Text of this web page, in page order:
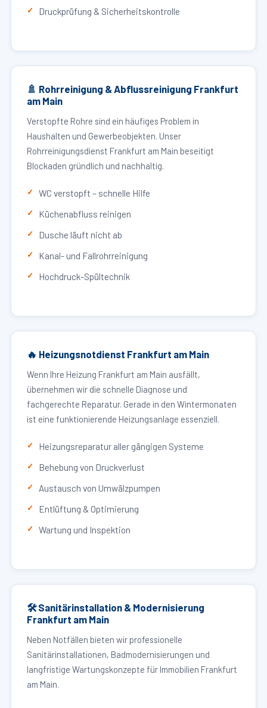
Druckprüfung & Sicherheitskontrolle
🚿 Rohrreinigung & Abflussreinigung Frankfurt
am Main
Verstopfte Rohre sind ein häufiges Problem in
Haushalten und Gewerbeobjekten. Unser
Rohrreinigungsdienst Frankfurt am Main beseitigt
Blockaden gründlich und nachhaltig.
WC verstopft – schnelle Hilfe
Küchenabfluss reinigen
Dusche läuft nicht ab
Kanal- und Fallrohrreinigung
Hochdruck-Spültechnik
🔥 Heizungsnotdienst Frankfurt am Main
Wenn Ihre Heizung Frankfurt am Main ausfällt,
übernehmen wir die schnelle Diagnose und
fachgerechte Reparatur. Gerade in den Wintermonaten
ist eine funktionierende Heizungsanlage essenziell.
Heizungsreparatur aller gängigen Systeme
Behebung von Druckverlust
Austausch von Umwälzpumpen
Entlüftung & Optimierung
Wartung und Inspektion
🛠 Sanitärinstallation & Modernisierung
Frankfurt am Main
Neben Notfällen bieten wir professionelle
Sanitärinstallationen, Badmodernisierungen und
langfristige Wartungskonzepte für Immobilien Frankfurt
am Main.